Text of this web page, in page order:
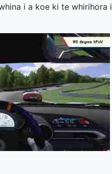
i a koe ki te whirihora i